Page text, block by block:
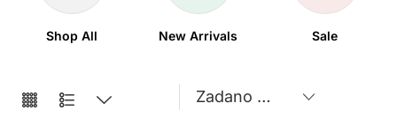
Shop All New Arrivals Sale